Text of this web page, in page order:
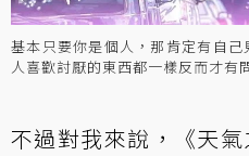
基本只要你是個人，那肯定有自
人喜歡討厭的東西都一樣反而才有
不過對我來說，《天